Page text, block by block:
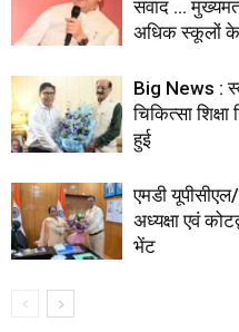
संवाद …
अधिक स्कूलों
Big News :
चिकित्सा
हुई
एमडी
अध्यक्षा एवं
भेंट